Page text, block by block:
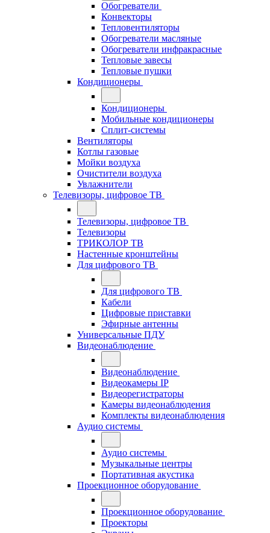
Обогреватели
Конвекторы
Тепловентиляторы
Обогреватели масляные
Обогреватели инфракрасные
Тепловые завесы
Тепловые пушки
Кондиционеры
Кондиционеры
Мобильные кондиционеры
Сплит-системы
Вентиляторы
Котлы газовые
Мойки воздуха
Очистители воздуха
Увлажнители
Телевизоры, цифровое ТВ
Телевизоры, цифровое ТВ
Телевизоры
ТРИКОЛОР ТВ
Настенные кронштейны
Для цифрового ТВ
Для цифрового ТВ
Кабели
Цифровые приставки
Эфирные антенны
Универсальные ПДУ
Видеонаблюдение
Видеонаблюдение
Видеокамеры IP
Видеорегистраторы
Камеры видеонаблюдения
Комплекты видеонаблюдения
Аудио системы
Аудио системы
Музыкальные центры
Портативная акустика
Проекционное оборудование
Проекционное оборудование
Проекторы